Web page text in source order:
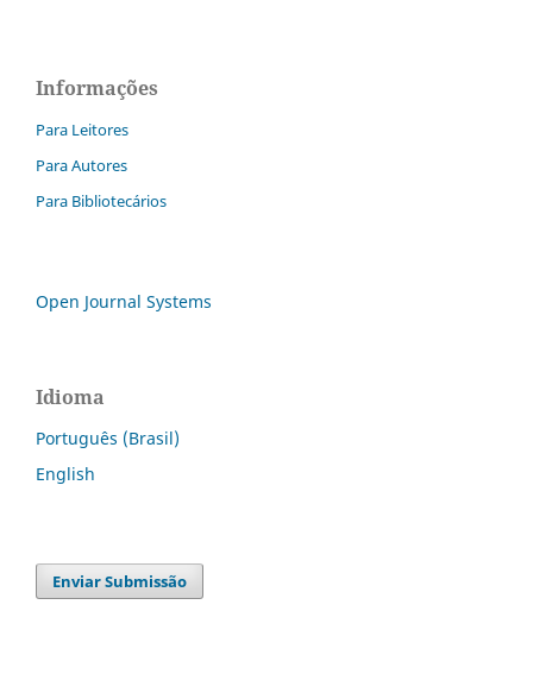
Informações
Para Leitores
Para Autores
Para Bibliotecários
Open Journal Systems
Idioma
Português (Brasil)
English
Enviar Submissão